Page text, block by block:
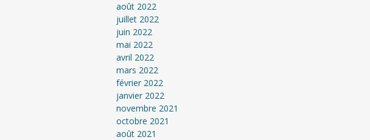
août 2022
juillet 2022
juin 2022
mai 2022
avril 2022
mars 2022
février 2022
janvier 2022
novembre 2021
octobre 2021
août 2021